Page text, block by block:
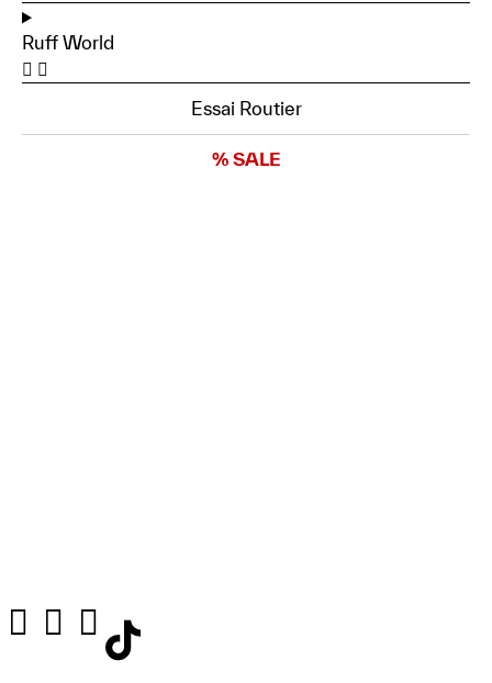
Ruff World
Essai Routier
% SALE